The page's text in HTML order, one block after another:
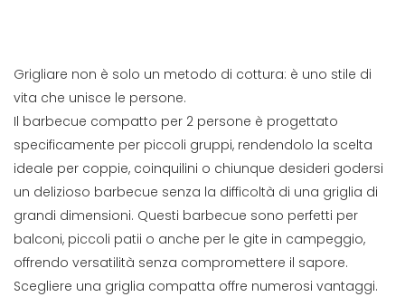
Grigliare non è solo un metodo di cottura: è uno stile di
vita che unisce le persone.
Il barbecue compatto per 2 persone è progettato
specificamente per piccoli gruppi, rendendolo la scelta
ideale per coppie, coinquilini o chiunque desideri godersi
un delizioso barbecue senza la difficoltà di una griglia di
grandi dimensioni. Questi barbecue sono perfetti per
balconi, piccoli patii o anche per le gite in campeggio,
offrendo versatilità senza compromettere il sapore.
Scegliere una griglia compatta offre numerosi vantaggi.